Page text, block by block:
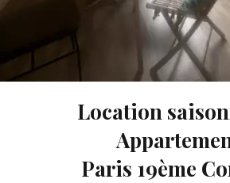
Location
Paris 19ème